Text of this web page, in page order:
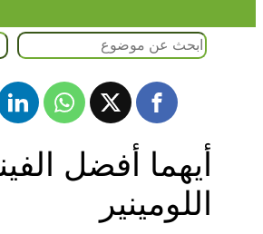
أيهما أفضل
اللومينير